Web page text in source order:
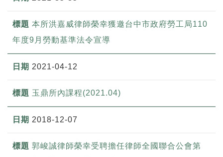
本所洪嘉威律師榮幸獲邀台中市政府勞工局110
年度9月勞動基準法令宣導
2021-04-12
玉鼎所內課程(2021.04)
2018-12-07
郭峻誠律師榮幸受聘擔任律師全國聯合公會第